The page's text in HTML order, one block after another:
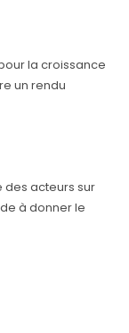
la croissance
un rendu
des acteurs sur
à donner le